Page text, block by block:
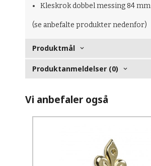
Kleskrok dobbel messing 84 mm
(se anbefalte produkter nedenfor)
Produktmål
Produktanmeldelser (0)
Vi anbefaler også